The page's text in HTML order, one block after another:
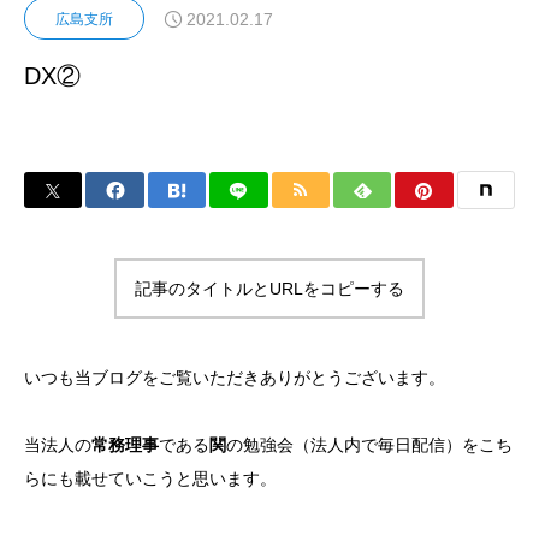
広島支所 2021.02.17
DX②
記事のタイトルとURLをコピーする
いつも当ブログをご覧いただきありがとうございます。
当法人の常務理事である関の勉強会（法人内で毎日配信）をこち
らにも載せていこうと思います。